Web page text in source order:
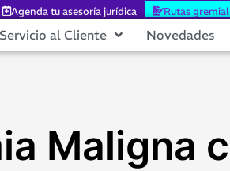
Agenda tu asesoría jurídica Rutas
Servicio al Cliente Novedades
Maligna